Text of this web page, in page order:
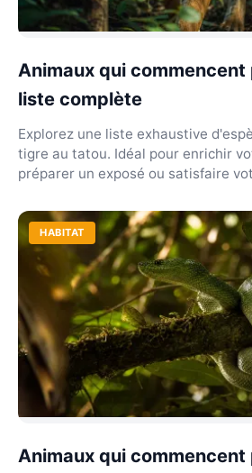
Animaux qui commencent
liste complète
Explorez une liste exhaustive
tigre au tatou. Idéal pour enrichir
préparer un exposé ou satisfaire
HABITAT
Animaux qui commencent